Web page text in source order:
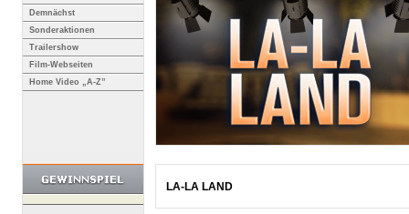
Demnächst
Sonderaktionen
Trailershow
Film-Webseiten
Home Video „A-Z”
LA-LA LAND